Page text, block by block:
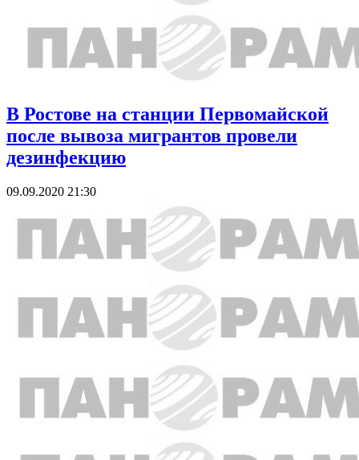
В Ростове на станции Первомайской
после вывоза мигрантов провели
дезинфекцию
09.09.2020 21:30